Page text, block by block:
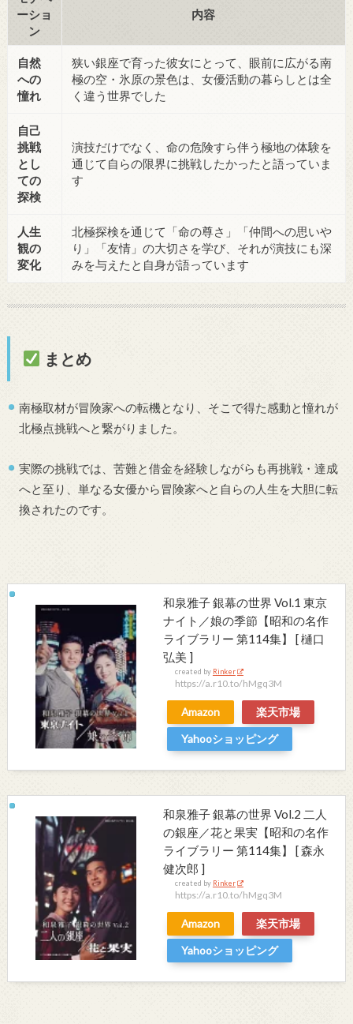
ーショ
ン
内容
自然
への
憧れ
狭い銀座で育った彼女にとって、眼前に広がる南
極の空・氷原の景色は、女優活動の暮らしとは全
く違う世界でした
自己
挑戦
とし
ての
探検
演技だけでなく、命の危険すら伴う極地の体験を
通じて自らの限界に挑戦したかったと語っていま
す
人生
観の
変化
北極探検を通じて「命の尊さ」「仲間への思いや
り」「友情」の大切さを学び、それが演技にも深
みを与えたと自身が語っています
まとめ
南極取材が冒険家への転機となり、そこで得た感動と憧れが
北極点挑戦へと繋がりました。
実際の挑戦では、苦難と借金を経験しながらも再挑戦・達成
へと至り、単なる女優から冒険家へと自らの人生を大胆に転
換されたのです。
和泉雅子 銀幕の世界 Vol.1 東京
ナイト／娘の季節【昭和の名作
ライブラリー 第114集】 [ 樋口
弘美 ]
created by Rinker
https://a.r10.to/hMgq3M
Amazon
楽天市場
Yahooショッピング
和泉雅子 銀幕の世界 Vol.2 二人
の銀座／花と果実【昭和の名作
ライブラリー 第114集】 [ 森永
健次郎 ]
created by Rinker
https://a.r10.to/hMgq3M
Amazon
楽天市場
Yahooショッピング